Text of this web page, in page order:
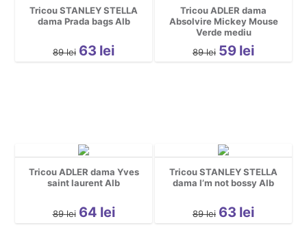
Personaje
Pescuit
Romanesti
Sala
Sarbatori
Sport
Tricou STANLEY STELLA
dama Prada bags Alb
89 lei 63 lei
Tricou ADLER dama
Absolvire Mickey Mouse
Verde mediu
89 lei 59 lei
Tricou ADLER dama Yves
saint laurent Alb
89 lei 64 lei
Tricou STANLEY STELLA
dama I’m not bossy Alb
89 lei 63 lei